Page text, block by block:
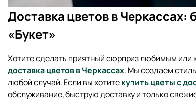
Доставка цветов в
«Букет»
Хотите сделать приятный сюрприз любимым или
доставка цветов в Черкассах. Мы создаем
любой случай. Если вы хотитекупить цветы с
обслуживание, быструю доставку и только